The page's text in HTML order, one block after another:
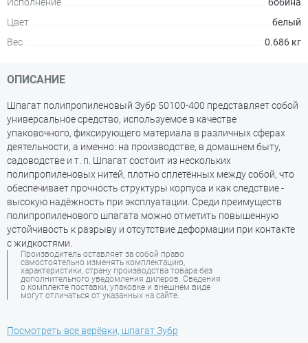
Цвет
белый
Вес
0.686 кг
ОПИСАНИЕ
Шпагат полипропиленовый Зубр 50100-400 представляет собой
универсальное средство, используемое в качестве
упаковочного, фиксирующего материала в различных сферах
деятельности, а именно: на производстве, в домашнем быту,
садоводстве и т. п. Шпагат состоит из нескольких
полипропиленовых нитей, плотно сплетённых между собой, что
обеспечивает прочность структуры корпуса и как следствие -
высокую надёжность при эксплуатации. Среди преимуществ
полипропиленового шпагата можно отметить повышенную
устойчивость к разрыву и отсутствие деформации при контакте
с жидкостями.
Производитель оставляет за собой право
самостоятельно изменять комплектацию,
характеристики, страну производства товара без
дополнительного уведомления дилеров. Сведения
о комплекте поставки, упаковке и внешнем виде
могут отличаться от указанных на сайте.
Посмотреть все верёвки, шпагат Зубр